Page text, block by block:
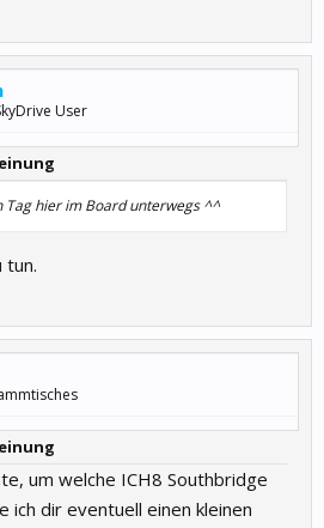
User
Tag hier im Board unterwegs ^^
tun.
um welche ICH8 Southbridge
ich dir eventuell einen kleinen